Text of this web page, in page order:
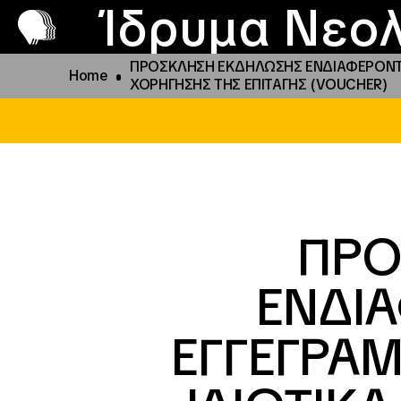
Ίδρυμα
Home
ΠΡΟΣΚΛΗΣΗ ΕΚΔΗΛΩΣΗΣ
ΧΟΡΗΓΗΣΗΣ ΤΗΣ ΕΠΙΤΑΓΗΣ (VOUCHER)